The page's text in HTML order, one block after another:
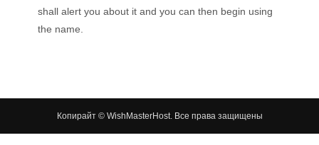
shall alert you about it and you can then begin using
the name.
Копирайт © WishMasterHost. Все права защищены